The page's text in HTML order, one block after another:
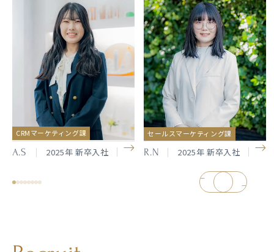
CRMマーケティング課
A.S 2025年 新卒入社
セールスマーケティング課
R.N 2025年 新卒入社